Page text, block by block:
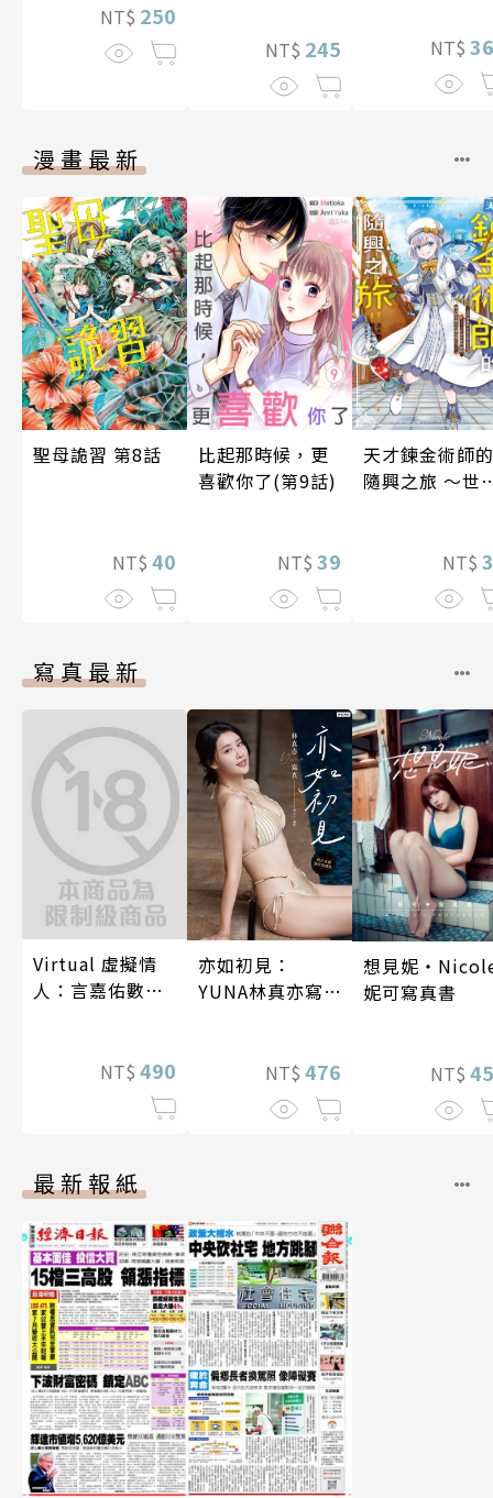
NT$ 250
NT$ 245
NT$
漫畫最新
聖母詭習 第8話
NT$ 40
比起那時候，更
喜歡你了(第9話)
NT$ 39
天才鍊金術師的
隨興之旅 ～世
後的世界甦醒，
藉由製作藥水受
捧為聖女大人～
NT$
寫真最新
Virtual 虛擬情
人：言嘉佑數位
NT$ 490
亦如初見：
YUNA林真亦寫
NT$ 476
想見妮
妮可寫真書
NT$
最新報紙